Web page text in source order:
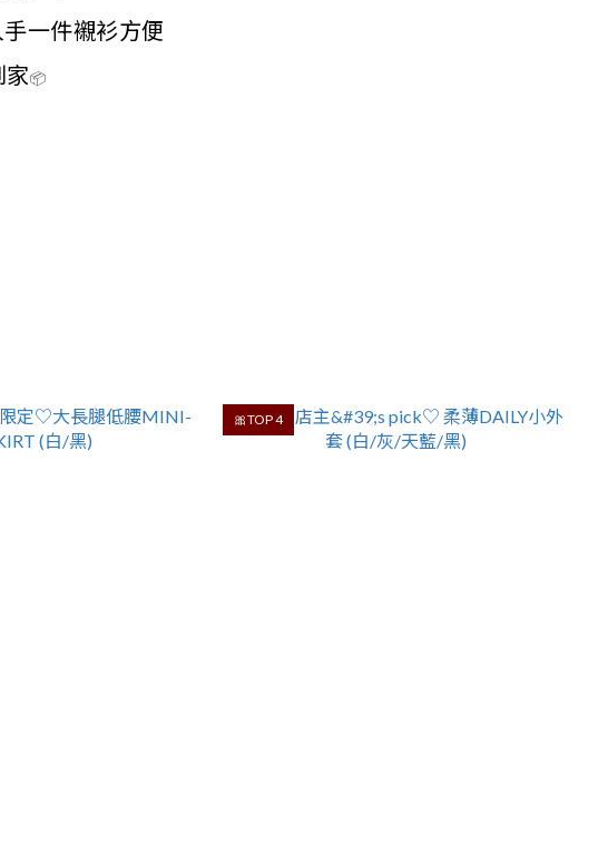
一件襯衫方便
家📦
🎀TOP 4